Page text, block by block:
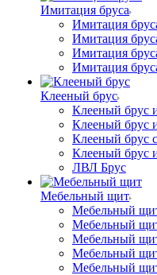
Имитация бруса
Имитация
Имитация
Имитация
Имитация
Клееный брус
Клееный брус
Клееный брус
Клееный брус
Клееный брус
ЛВЛ Брус
Мебельный щит
Мебельный
Мебельный
Мебельный
Мебельный
Мебельный